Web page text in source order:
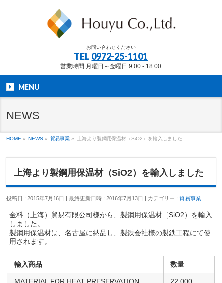
お問い合わせください
TEL 0972-25-1101
営業時間 月曜日～金曜日 9:00 - 18:00
MENU
NEWS
HOME » NEWS » 貿易事業 » 上海より製鋼用保温材（SiO2）を輸入しました
上海より製鋼用保温材（SiO2）を輸入しました
投稿日 : 2015年7月16日 最終更新日時 : 2016年7月13日 カテゴリー : 貿易事業
金料（上海）貿易有限公司様から、製鋼用保温材（SiO2）を輸入
しました。
製鋼用保温材は、名古屋に納品し、製鉄会社様の製鉄工程にて使
用されます。
輸入商品 数量
MATERIAL FOR HEAT PRESERVATION
22,000